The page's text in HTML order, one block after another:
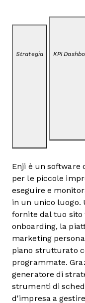
Strategia KPI
Enji è un software
per le piccole
eseguire e
in un unico luogo.
fornite dal tuo sito
onboarding, la
marketing
piano strutturato
programmate.
generatore di
strumenti di
d'impresa a